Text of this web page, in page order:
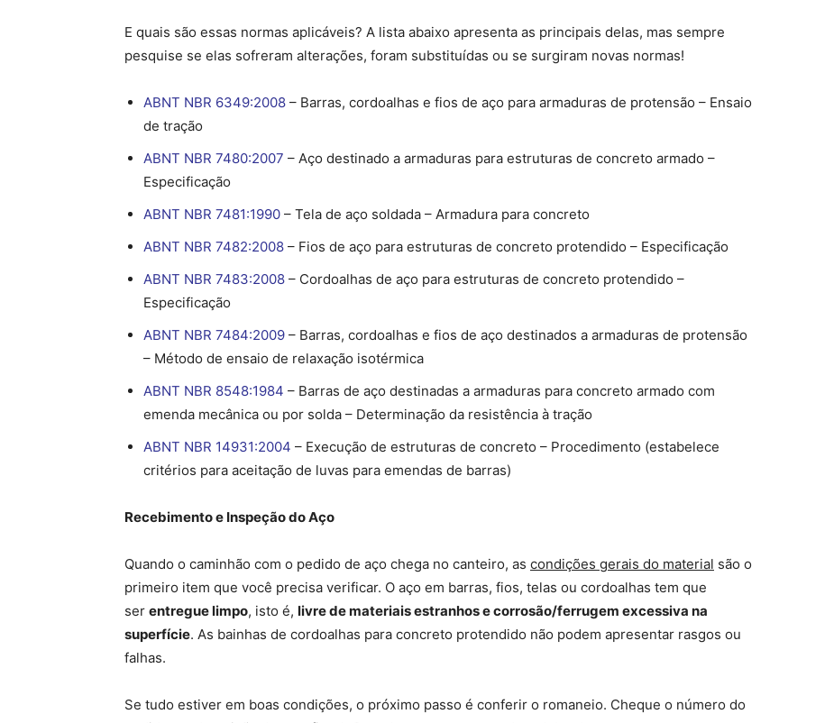
E quais são essas normas aplicáveis? A lista abaixo apresenta as principais delas, mas sempre
pesquise se elas sofreram alterações, foram substituídas ou se surgiram novas normas!
ABNT NBR 6349:2008 – Barras, cordoalhas e fios de aço para armaduras de protensão – Ensaio
de tração
ABNT NBR 7480:2007 – Aço destinado a armaduras para estruturas de concreto armado –
Especificação
ABNT NBR 7481:1990 – Tela de aço soldada – Armadura para concreto
ABNT NBR 7482:2008 – Fios de aço para estruturas de concreto protendido – Especificação
ABNT NBR 7483:2008 – Cordoalhas de aço para estruturas de concreto protendido –
Especificação
ABNT NBR 7484:2009 – Barras, cordoalhas e fios de aço destinados a armaduras de protensão
– Método de ensaio de relaxação isotérmica
ABNT NBR 8548:1984 – Barras de aço destinadas a armaduras para concreto armado com
emenda mecânica ou por solda – Determinação da resistência à tração
ABNT NBR 14931:2004 – Execução de estruturas de concreto – Procedimento (estabelece
critérios para aceitação de luvas para emendas de barras)
Recebimento e Inspeção do Aço
Quando o caminhão com o pedido de aço chega no canteiro, as condições gerais do material são o
primeiro item que você precisa verificar. O aço em barras, fios, telas ou cordoalhas tem que
ser entregue limpo, isto é, livre de materiais estranhos e corrosão/ferrugem excessiva na
superfície. As bainhas de cordoalhas para concreto protendido não podem apresentar rasgos ou
falhas.
Se tudo estiver em boas condições, o próximo passo é conferir o romaneio. Cheque o número do